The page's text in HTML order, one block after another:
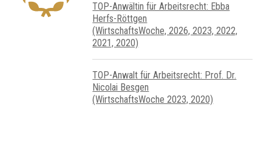
TOP-Anwältin für Arbeitsrecht: Ebba
Herfs-Röttgen
(WirtschaftsWoche, 2026, 2023, 2022,
2021, 2020)
TOP-Anwalt für Arbeitsrecht: Prof. Dr.
Nicolai Besgen
(WirtschaftsWoche 2023, 2020)